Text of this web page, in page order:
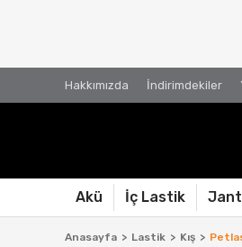
Hakkımızda İndirimdekiler
Akü İç Lastik Jant
Anasayfa Lastik Kış